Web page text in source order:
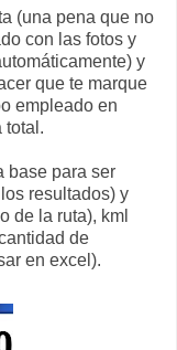
(una pena que no
con las fotos y
y
que te marque
empleado en
total.
base para ser
resultados) y
de la ruta), kml
de
en excel).